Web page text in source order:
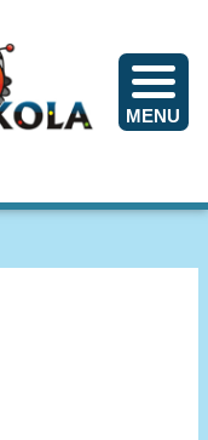
MENU